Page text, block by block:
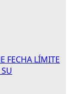
FECHA LÍMITE